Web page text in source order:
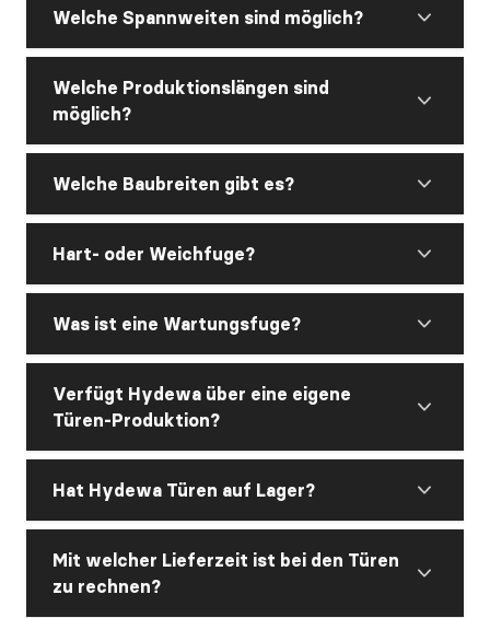
Welche Spannweiten sind möglich?
Welche Produktionslängen sind
möglich?
Welche Baubreiten gibt es?
Hart- oder Weichfuge?
Was ist eine Wartungsfuge?
Verfügt Hydewa über eine eigene
Türen-Produktion?
Hat Hydewa Türen auf Lager?
Mit welcher Lieferzeit ist bei den Türen
zu rechnen?